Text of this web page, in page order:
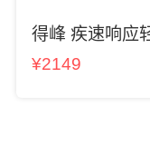
得峰 疾速响应
¥2149